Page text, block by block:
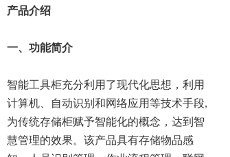
产品介绍
一、 功能简介
智能工具柜充分利用了现代化思想，利用
计算机、自动识别和网络应用等技术手段,
为传统存储柜赋予智能化的概念，达到智
慧管理的效果。该产品具有存储物品感